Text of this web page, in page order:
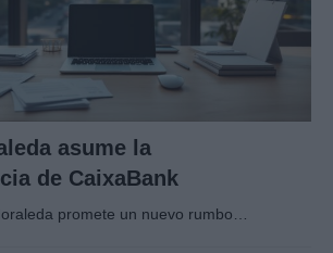
asume la
de CaixaBank
promete un nuevo rumbo…